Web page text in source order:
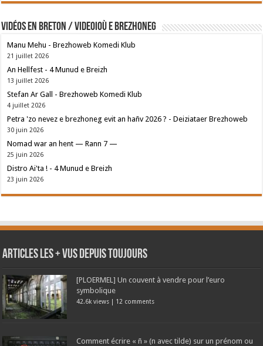
Vidéos en breton / Videoioù e brezhoneg
Manu Mehu - Brezhoweb Komedi Klub
21 juillet 2026
An Hellfest - 4 Munud e Breizh
13 juillet 2026
Stefan Ar Gall - Brezhoweb Komedi Klub
4 juillet 2026
Petra 'zo nevez e brezhoneg evit an hañv 2026 ? - Deiziataer Brezhoweb
30 juin 2026
Nomad war an hent — Rann 7 —
25 juin 2026
Distro Ai'ta ! - 4 Munud e Breizh
23 juin 2026
Articles les + vus depuis toujours
[PLOERMEL] Un couvent à vendre pour l’euro
symbolique
42.6k views | 12 comments
Comment écrire « ñ » (n avec tilde) sur un prénom ou